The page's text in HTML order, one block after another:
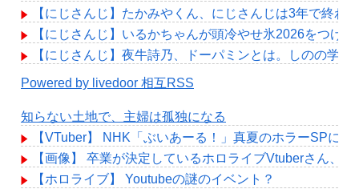
【にじさんじ】たかみやくん、にじさんじは3年で終
【にじさんじ】いるかちゃんが頭冷やせ氷2026をつけ
【にじさんじ】夜牛詩乃、ドーパミンとは。しのの学
Powered by livedoor 相互RSS
知らない土地で、主婦は孤独になる
【VTuber】 NHK「ぶいあーる！」真夏のホラーSPに
【画像】 卒業が決定しているホロライブVtuberさん、
【ホロライブ】 Youtubeの謎のイベント？